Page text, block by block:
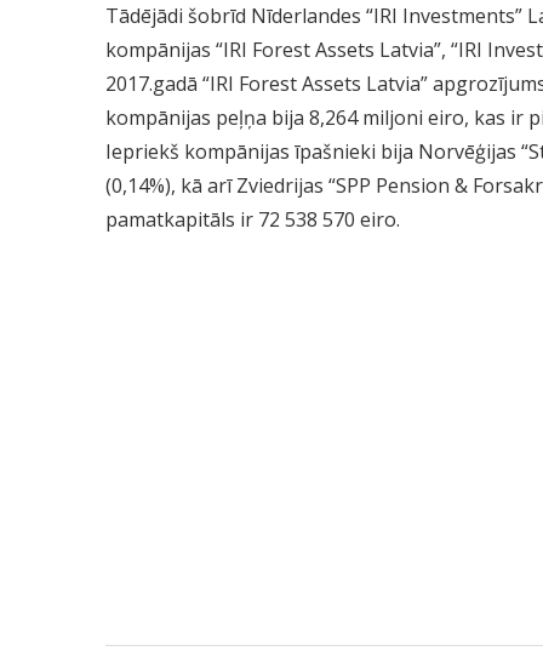
Tādējādi šobrīd Nīderlandes “IRI Investments”
kompānijas “IRI Forest Assets Latvia”, “IRI
2017.gadā “IRI Forest Assets Latvia”
kompānijas peļņa bija 8,264 miljoni eiro, kas ir
Iepriekš kompānijas īpašnieki bija Norvēģijas
(0,14%), kā arī Zviedrijas “SPP Pension &
pamatkapitāls ir 72 538 570 eiro.